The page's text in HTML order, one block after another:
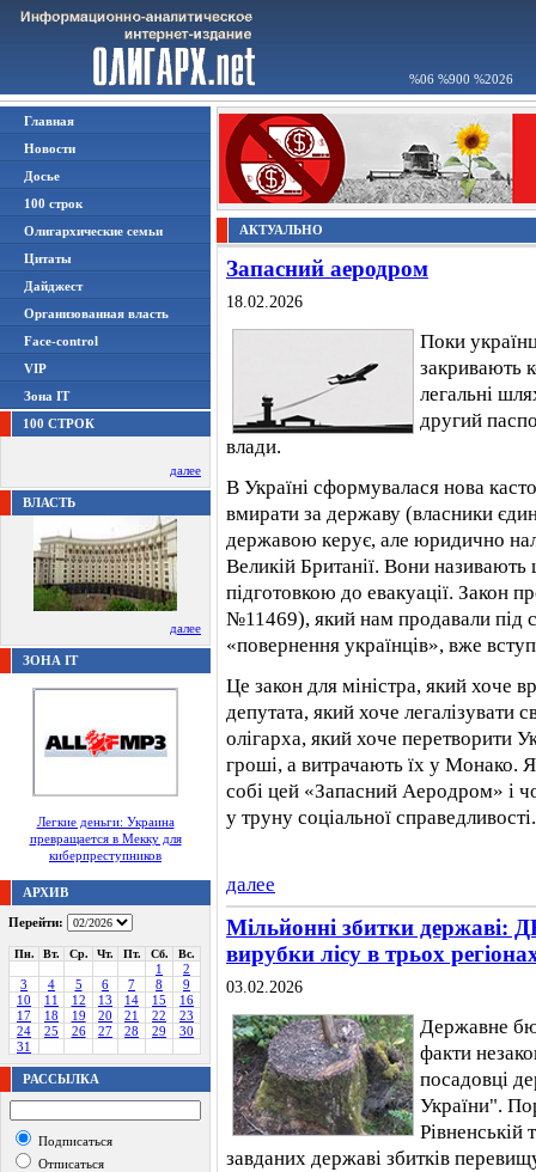
%06 %900 %2026
Главная
Новости
Досье
100 строк
Олигархические семьи
Цитаты
Дайджест
Организованная власть
Face-control
VIP
Зона IT
100 СТРОК
далее
ВЛАСТЬ
далее
ЗОНА IT
Легкие деньги: Украина
превращается в Мекку для
киберпреступников
АРХИВ
Перейти:
Пн. Вт. Ср. Чт. Пт. Сб. Вс.
1
2
3
4 5 6 7 8
9
10
11 12 13 14 15
16
17
18 19 20 21 22
23
24
25 26 27 28 29
30
31
РАССЫЛКА
Подписаться
Отписаться
АКТУАЛЬНО
Запасний аеродром
18.02.2026
Поки
закривають
легальні
другий
влади.
В Україні сформувалася нова
вмирати за державу (власники
державою керує, але юридично
Великій Британії. Вони
підготовкою до евакуації. Закон
№11469), який нам продавали під
«повернення українців», вже
Це закон для міністра, який хоче
депутата, який хоче
олігарха, який хоче перетворити
гроші, а витрачають їх у Монако.
собі цей «Запасний Аеродром» і
у труну соціальної справедливості.
далее
Мільйонні збитки державі:
вирубки лісу в трьох
03.02.2026
Державне
факти
посадовці
України".
Рівненській
завданих державі збитків